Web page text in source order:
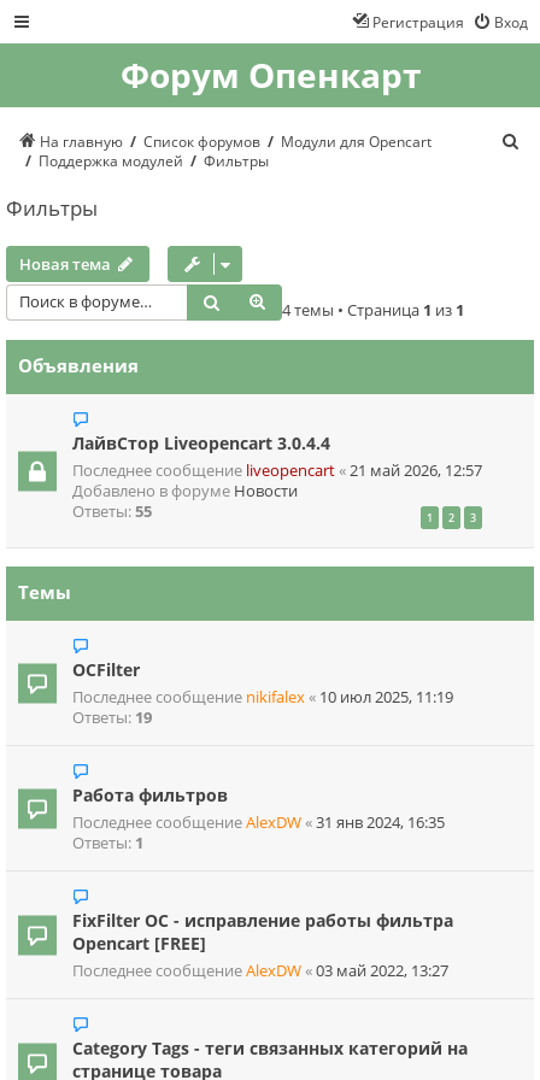
Вход
Регистрация
Форум Опенкарт
На главную Список форумов
Модули для Opencart
Поддержка модулей
Фильтры
Фильтры
Новая тема
Поиск
Расширенный поиск
4 темы • Страница 1 из 1
Объявления
ЛайвСтор Liveopencart 3.0.4.4
Последнее сообщение liveopencart«21 май 2026, 12:57
Добавлено в форуме Новости
Ответы:55 1 2 3
Темы
OCFilter
Последнее сообщение nikifalex« 10 июл 2025, 11:19
Ответы: 19
Работа фильтров
Последнее сообщениеAlexDW«31 янв 2024, 16:35
Ответы: 1
FixFilter OC - исправление работы фильтра
Opencart [FREE]
Последнее сообщениеAlexDW«03 май 2022, 13:27
Category Tags - теги связанных категорий на
странице товара